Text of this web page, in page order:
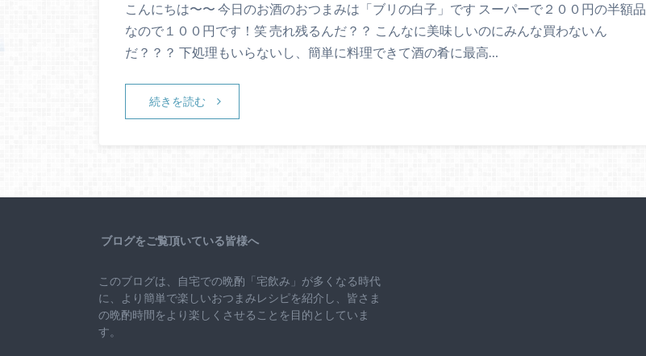
こんにちは〜〜 今日のお酒のおつまみは「ブリの白子」です スーパーで２００円の半額品
なので１００円です！笑 売れ残るんだ？？ こんなに美味しいのにみんな買わないん
だ？？？ 下処理もいらないし、簡単に料理できて酒の肴に最高…
続きを読む
ブログをご覧頂いている皆様へ
このブログは、自宅での晩酌「宅飲み」が多くなる時代
に、より簡単で楽しいおつまみレシピを紹介し、皆さま
の晩酌時間をより楽しくさせることを目的としていま
す。